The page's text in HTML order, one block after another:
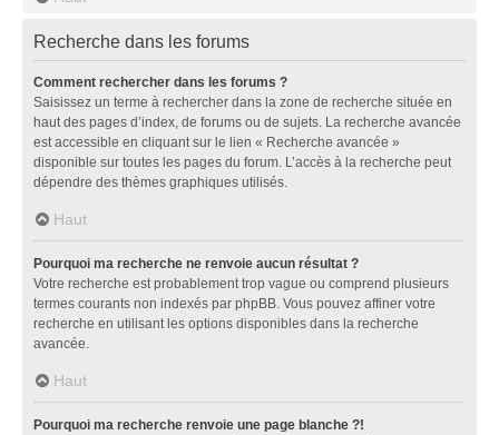
Recherche dans les forums
Comment rechercher dans les forums ?
Saisissez un terme à rechercher dans la zone de recherche située en
haut des pages d’index, de forums ou de sujets. La recherche avancée
est accessible en cliquant sur le lien « Recherche avancée »
disponible sur toutes les pages du forum. L’accès à la recherche peut
dépendre des thèmes graphiques utilisés.
Haut
Pourquoi ma recherche ne renvoie aucun résultat ?
Votre recherche est probablement trop vague ou comprend plusieurs
termes courants non indexés par phpBB. Vous pouvez affiner votre
recherche en utilisant les options disponibles dans la recherche
avancée.
Haut
Pourquoi ma recherche renvoie une page blanche ?!